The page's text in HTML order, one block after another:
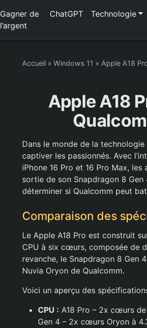
Gagner de
l’argent
ChatGPT Technologie
Accueil » Windows 11 » Apple A18
Apple A18
Dans le monde de la
captiver les passionnés. Avec
iPhone 16 Pro et 16 Pro Max,
sortie de son Snapdragon 8
déterminer si Qualcomm peut
Comparaison des
Le Apple A18 Pro est construit
CPU à six cœurs, composée de
revanche, le Snapdragon 8 Gen
Nuvia Oryon de Qualcomm.
Voici un aperçu des
CPU : A18 Pro – 2x cœurs
Gen 4 – 2x cœurs Oryon à